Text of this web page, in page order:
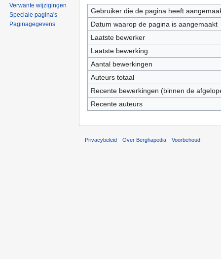
Gebruiker die de pagina heeft
Datum waarop de pagina is aangemaakt
Laatste bewerker
Laatste bewerking
Aantal bewerkingen
Auteurs totaal
Recente bewerkingen (binnen de
Recente auteurs
Verwante wijzigingen
Speciale pagina's
Paginagegevens
Privacybeleid Over Berghapedia Voorbehoud